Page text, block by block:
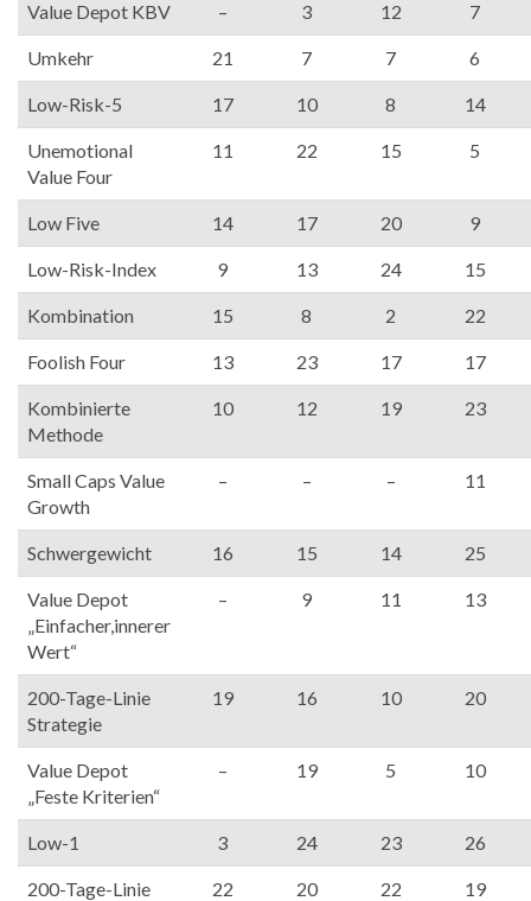
Value Depot KBV – 3 12 7
Umkehr 21 7 7 6
Low-Risk-5 17 10 8 14
Unemotional
Value Four
11 22 15 5
Low Five 14 17 20 9
Low-Risk-Index 9 13 24 15
Kombination 15 8 2 22
Foolish Four 13 23 17 17
Kombinierte
Methode
10 12 19 23
Small Caps Value
Growth
– – – 11
Schwergewicht 16 15 14 25
Value Depot
„Einfacher,innerer
Wert“
– 9 11 13
200-Tage-Linie
Strategie
19 16 10 20
Value Depot
„Feste Kriterien“
– 19 5 10
Low-1 3 24 23 26
200-Tage-Linie
22 20 22 19